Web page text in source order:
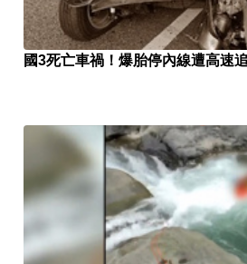
國3死亡車禍！爆胎停內線遭高速